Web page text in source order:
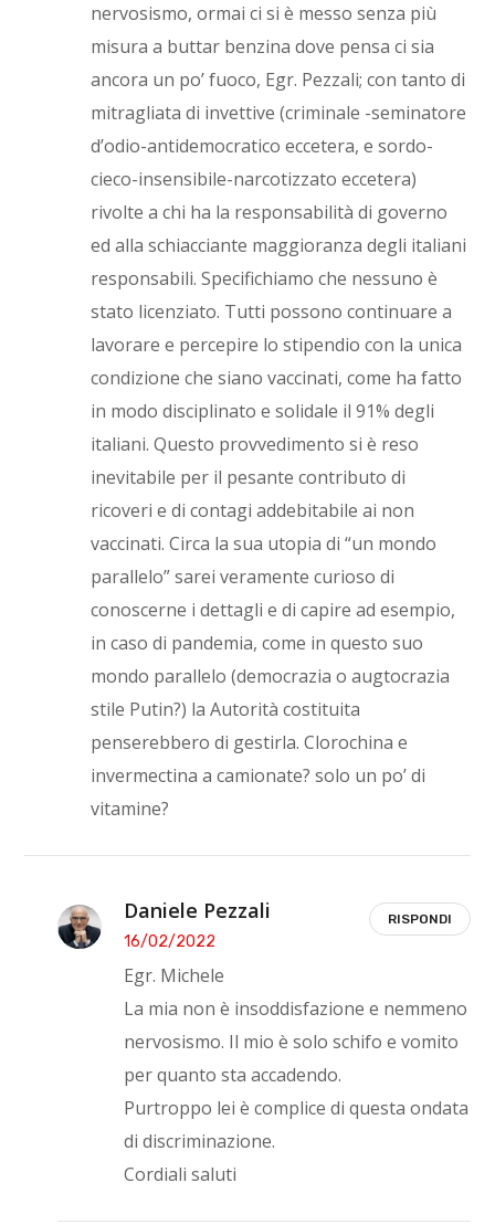
nervosismo, ormai ci si è messo senza più
misura a buttar benzina dove pensa ci sia
ancora un po’ fuoco, Egr. Pezzali; con tanto di
mitragliata di invettive (criminale -seminatore
d’odio-antidemocratico eccetera, e sordo-
cieco-insensibile-narcotizzato eccetera)
rivolte a chi ha la responsabilità di governo
ed alla schiacciante maggioranza degli italiani
responsabili. Specifichiamo che nessuno è
stato licenziato. Tutti possono continuare a
lavorare e percepire lo stipendio con la unica
condizione che siano vaccinati, come ha fatto
in modo disciplinato e solidale il 91% degli
italiani. Questo provvedimento si è reso
inevitabile per il pesante contributo di
ricoveri e di contagi addebitabile ai non
vaccinati. Circa la sua utopia di “un mondo
parallelo” sarei veramente curioso di
conoscerne i dettagli e di capire ad esempio,
in caso di pandemia, come in questo suo
mondo parallelo (democrazia o augtocrazia
stile Putin?) la Autorità costituita
penserebbero di gestirla. Clorochina e
invermectina a camionate? solo un po’ di
vitamine?
Daniele Pezzali
16/02/2022
Egr. Michele
La mia non è insoddisfazione e nemmeno
nervosismo. Il mio è solo schifo e vomito
per quanto sta accadendo.
Purtroppo lei è complice di questa ondata
di discriminazione.
Cordiali saluti
RISPONDI